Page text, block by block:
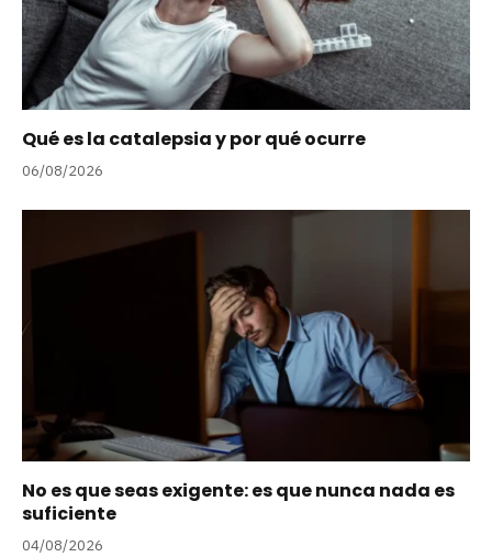
Qué es la catalepsia y por qué ocurre
06/08/2026
No es que seas exigente: es que nunca nada es
suficiente
04/08/2026